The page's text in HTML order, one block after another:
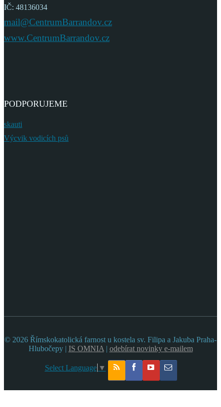
IČ: 48136034
mail@CentrumBarrandov.cz
www.CentrumBarrandov.cz
PODPORUJEME
skauti
Výcvik vodicích psů
© 2026 Římskokatolická farnost u kostela sv. Filipa a Jakuba Praha-
Hlubočepy | IS OMNIA | odebírat novinky e-mailem
Select Language ▼